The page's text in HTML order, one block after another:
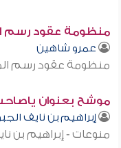
منظومة عقود رسم
عمرو شاهين
منظومة عقود رسم
موشح بعنوان
إبراهيم بن نايف
منوعات - إبراهيم بن